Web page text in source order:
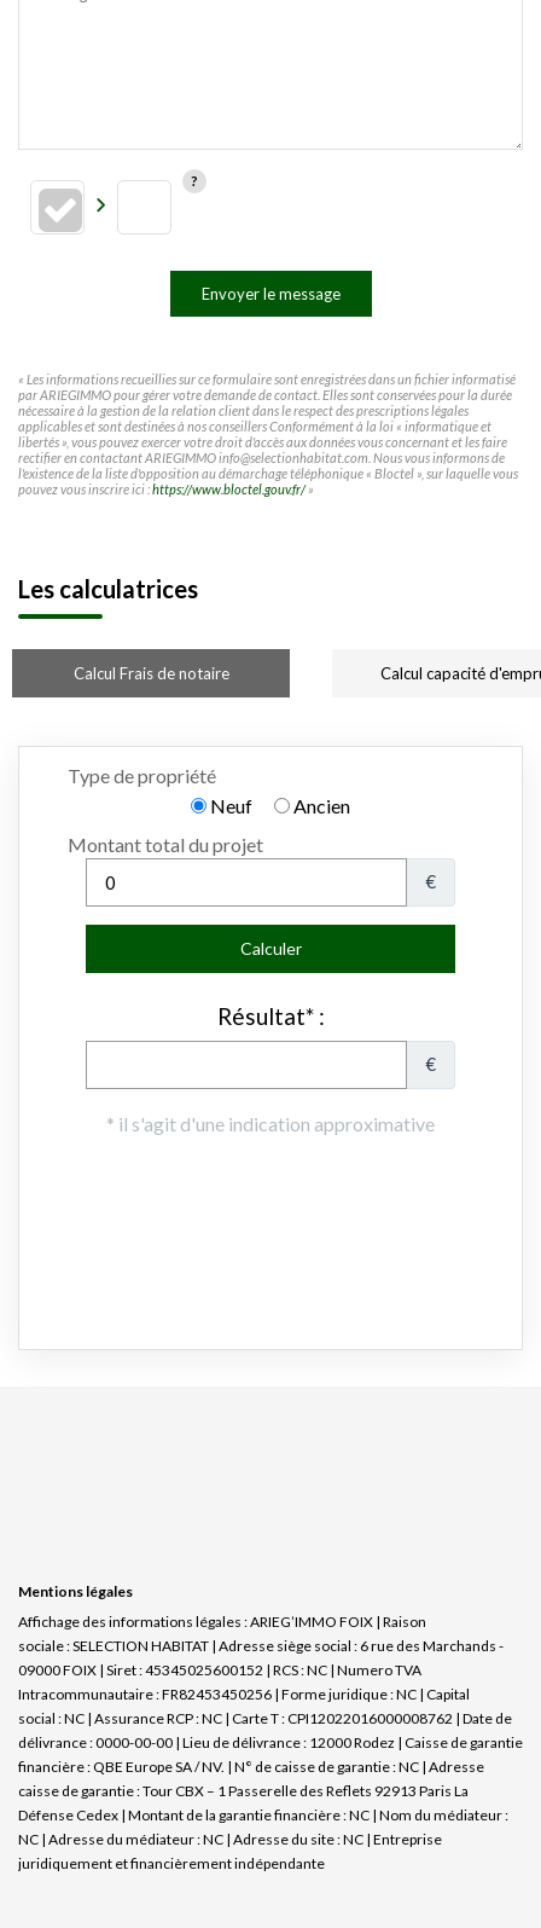
Envoyer le message
« Les informations recueillies sur ce formulaire sont enregistrées dans un fichier informatisé
par ARIEGIMMO pour gérer votre demande de contact. Elles sont conservées pour la durée
nécessaire à la gestion de la relation client dans le respect des prescriptions légales
applicables et sont destinées à nos conseillers Conformément à la loi « informatique et
libertés », vous pouvez exercer votre droit d'accès aux données vous concernant et les faire
rectifier en contactant ARIEGIMMO info@selectionhabitat.com. Nous vous informons de
l'existence de la liste d'opposition au démarchage téléphonique « Bloctel », sur laquelle vous
pouvez vous inscrire ici :https://www.bloctel.gouv.fr/»
Les calculatrices
Calcul Frais de notaire Calcul capacité
Mentions légales
Affichage des informations légales : ARIEG’IMMO FOIX | Raison
sociale : SELECTION HABITAT | Adresse siège social : 6 rue des Marchands -
09000 FOIX | Siret : 45345025600152 | RCS : NC | Numero TVA
Intracommunautaire : FR82453450256 | Forme juridique : NC | Capital
social : NC | Assurance RCP : NC | Carte T : CPI12022016000008762 | Date de
délivrance : 0000-00-00 | Lieu de délivrance : 12000 Rodez | Caisse de garantie
financière : QBE Europe SA / NV. | N° de caisse de garantie : NC | Adresse
caisse de garantie : Tour CBX – 1 Passerelle des Reflets 92913 Paris La
Défense Cedex | Montant de la garantie financière : NC | Nom du médiateur :
NC | Adresse du médiateur : NC | Adresse du site : NC | Entreprise
juridiquement et financièrement indépendante